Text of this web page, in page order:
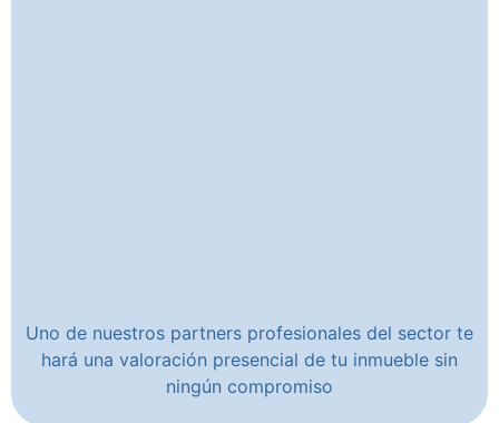
Uno de nuestros partners profesionales del sector te
hará una valoración presencial de tu inmueble sin
ningún compromiso